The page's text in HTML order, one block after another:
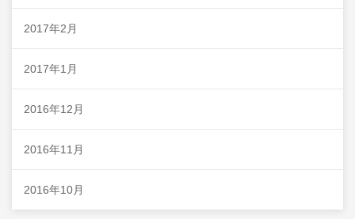
2017年2月
2017年1月
2016年12月
2016年11月
2016年10月